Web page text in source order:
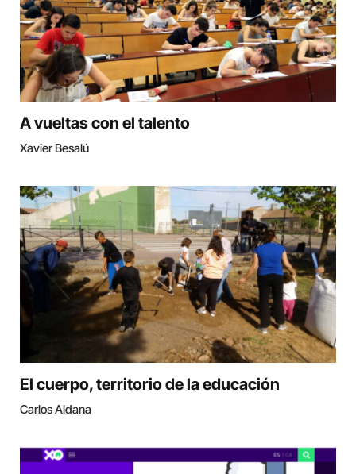
A vueltas con el talento
Xavier Besalú
El cuerpo, territorio de la educación
Carlos Aldana